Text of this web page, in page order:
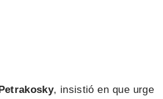
, insistió en que urge